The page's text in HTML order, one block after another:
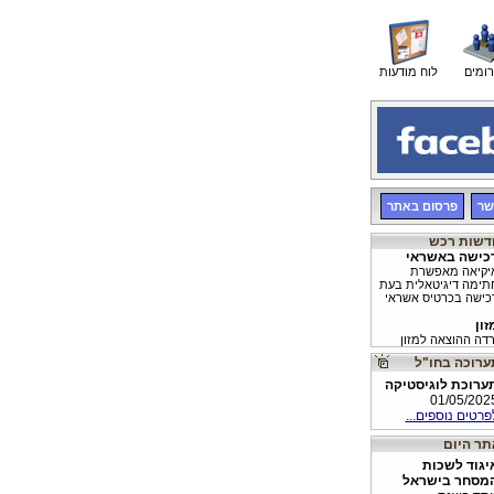
לוח מודעות
פרסום באתר
באשראי
מאפשרת
דיגיטאלית בעת
בכרטיס אשראי
ההוצאה למזון
טווח לייזר יחליף
באמצעות מטר
לוגיסטיקה
01/05/
נוספים...
לשכות
בישראל